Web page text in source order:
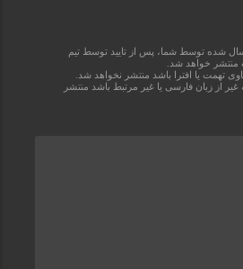
شده توسط شما، پس از تایید توسط تیم
خواهد شد.
تهمت یا افترا باشد منتشر نخواهد شد.
غیر از زبان فارسی یا غیر مرتبط باشد منتشر